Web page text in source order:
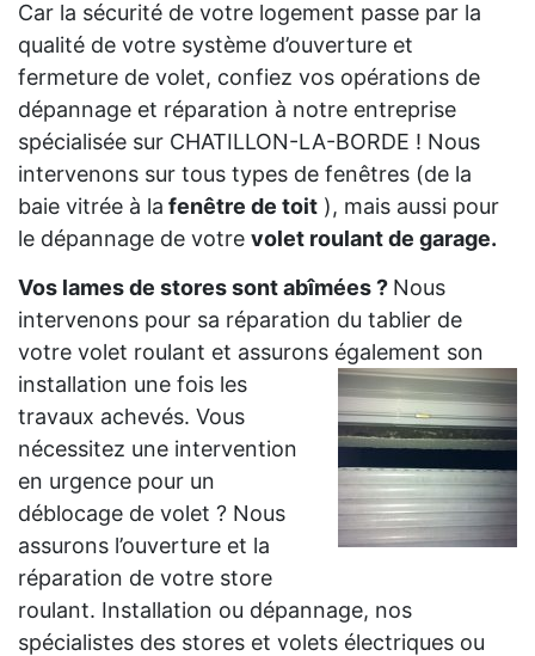
Car la sécurité de votre logement passe par la
qualité de votre système d’ouverture et
fermeture de volet, confiez vos opérations de
dépannage et réparation à notre entreprise
spécialisée sur CHATILLON-LA-BORDE ! Nous
intervenons sur tous types de fenêtres (de la
baie vitrée à la fenêtre de toit ), mais aussi pour
le dépannage de votre volet roulant de garage.
Vos lames de stores sont abîmées ? Nous
intervenons pour sa réparation du tablier de
votre volet roulant et assurons également son
installation une fois les
travaux achevés. Vous
nécessitez une intervention
en urgence pour un
déblocage de volet ? Nous
assurons l’ouverture et la
réparation de votre store
roulant. Installation ou dépannage, nos
spécialistes des stores et volets électriques ou